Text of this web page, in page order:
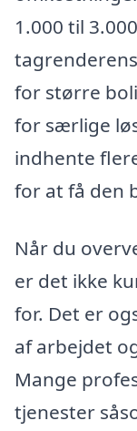
1.000 til
for større
for særlige
indhente
for at få den
Når du
er det ikke
for. Det er
af arbejdet
Mange
tjenester